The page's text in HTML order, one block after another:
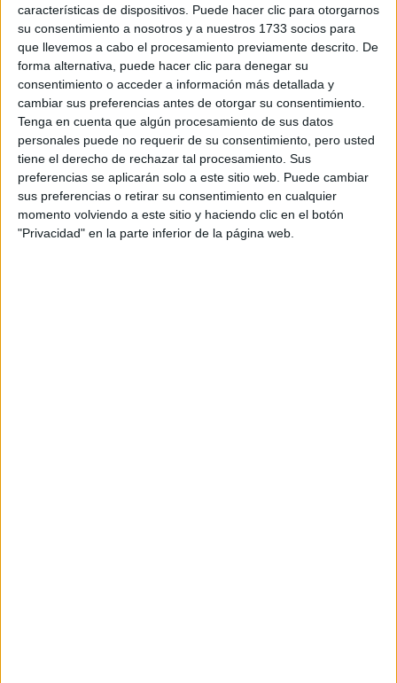
características de dispositivos. Puede hacer clic para otorgarnos
su consentimiento a nosotros y a nuestros 1733 socios para
que llevemos a cabo el procesamiento previamente descrito. De
forma alternativa, puede hacer clic para denegar su
consentimiento o acceder a información más detallada y
cambiar sus preferencias antes de otorgar su consentimiento.
Tenga en cuenta que algún procesamiento de sus datos
personales puede no requerir de su consentimiento, pero usted
tiene el derecho de rechazar tal procesamiento. Sus
preferencias se aplicarán solo a este sitio web. Puede cambiar
sus preferencias o retirar su consentimiento en cualquier
momento volviendo a este sitio y haciendo clic en el botón
"Privacidad" en la parte inferior de la página web.
Dónde se imparte
i MODALIDAD ONLINE
Ciclo online: mapa de la sede física
Esta titulación se cursa a distancia. El mapa muestra
sede física de Universae
, no una dirección a la
que tengas que desplazarte para estudiar.
Universae
Campus de Madrid